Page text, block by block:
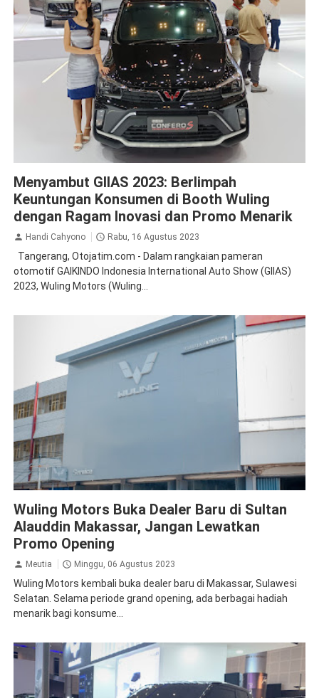
Menyambut GIIAS 2023: Berlimpah
Keuntungan Konsumen di Booth Wuling
dengan Ragam Inovasi dan Promo Menarik
Handi Cahyono Rabu, 16 Agustus 2023
Tangerang, Otojatim.com - Dalam rangkaian pameran
otomotif GAIKINDO Indonesia International Auto Show (GIIAS)
2023, Wuling Motors (Wuling...
Wuling Motors Buka Dealer Baru di Sultan
Alauddin Makassar, Jangan Lewatkan
Promo Opening
Meutia Minggu, 06 Agustus 2023
Wuling Motors kembali buka dealer baru di Makassar, Sulawesi
Selatan. Selama periode grand opening, ada berbagai hadiah
menarik bagi konsume...